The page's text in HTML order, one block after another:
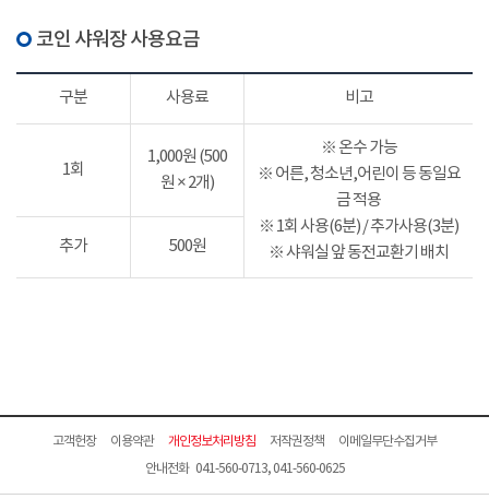
코인 샤워장 사용요금
구분 사용료 비고
1회
1,000원 (500
원 × 2개)
※ 온수 가능
※ 어른, 청소년,어린이 등 동일요
금 적용
※ 1회 사용(6분) / 추가사용(3분)
※ 샤워실 앞 동전교환기 배치
추가 500원
고객헌장 이용약관 개인정보처리방침 저작권정책
이메일무단수집거부
안내전화 041-560-0713, 041-560-0625